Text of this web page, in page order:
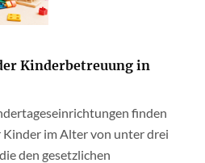
Kinderbetreuung in
finden
im Alter von unter drei
den gesetzlichen